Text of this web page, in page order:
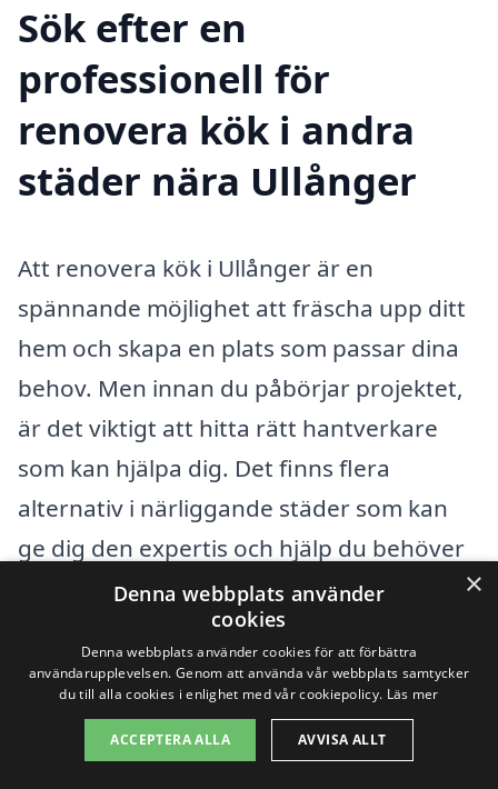
Sök efter en
professionell för
renovera kök i andra
städer nära Ullånger
Att renovera kök i Ullånger är en
spännande möjlighet att fräscha upp ditt
hem och skapa en plats som passar dina
behov. Men innan du påbörjar projektet,
är det viktigt att hitta rätt hantverkare
som kan hjälpa dig. Det finns flera
alternativ i närliggande städer som kan
ge dig den expertis och hjälp du behöver
för din köksrenovering.
När du söker efter en professionell för
renovera kök i Ullånger, överväg att
utforska erbjudanden i följande städer:
×
Denna webbplats använder
cookies
Denna webbplats använder cookies för att förbättra
användarupplevelsen. Genom att använda vår webbplats samtycker
du till alla cookies i enlighet med vår cookiepolicy. Läs mer
ACCEPTERA ALLA AVVISA ALLT